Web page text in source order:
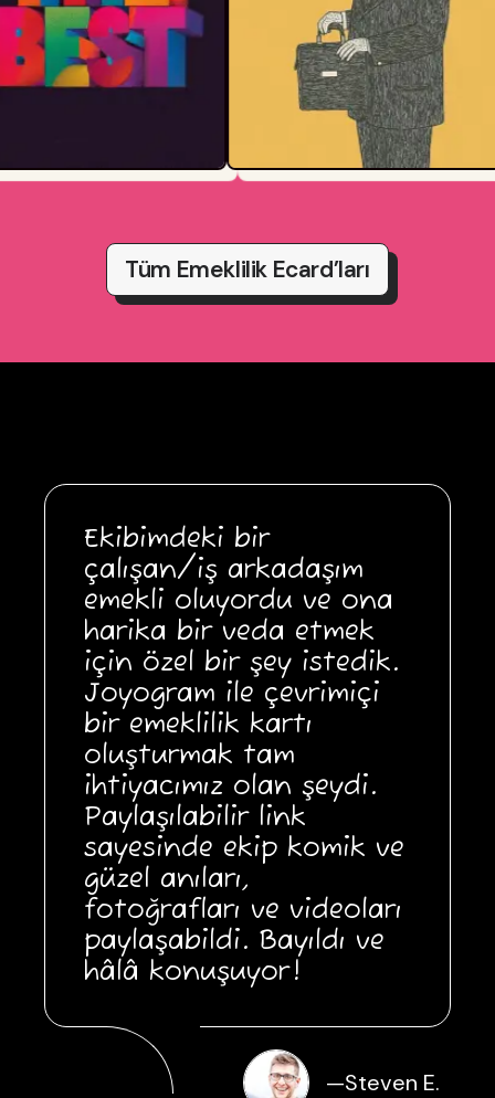
Tüm Emeklilik Ecard’ları
Ekibimdeki bir
çalışan/iş arkadaşım
emekli oluyordu ve ona
harika bir veda etmek
için özel bir şey istedik.
Joyogram ile çevrimiçi
bir emeklilik kartı
oluşturmak tam
ihtiyacımız olan şeydi.
Paylaşılabilir link
sayesinde ekip komik ve
güzel anıları,
fotoğrafları ve videoları
paylaşabildi. Bayıldı ve
hâlâ konuşuyor!
—Steven E.